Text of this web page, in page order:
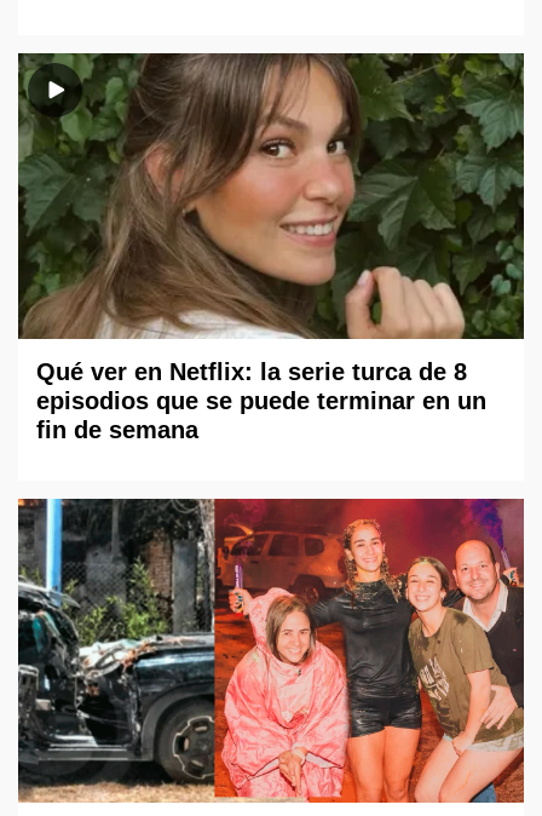
Qué ver en Netflix: la serie turca de 8
episodios que se puede terminar en un
fin de semana